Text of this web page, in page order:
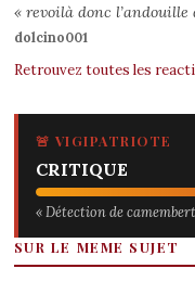
« revoilà donc l’andouille
dolcino001
Retrouvez toutes les
🚨 VIGIPATRIOTE
CRITIQUE
« Détection de
SUR LE MEME SUJET